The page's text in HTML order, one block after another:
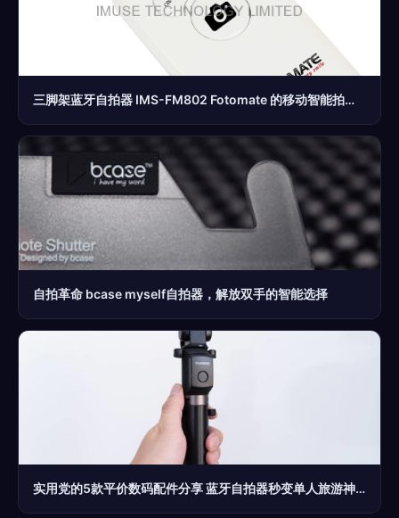
三脚架蓝牙自拍器 IMS-FM802 Fotomate 的移动智能拍摄新选择
自拍革命 bcase myself自拍器，解放双手的智能选择
实用党的5款平价数码配件分享 蓝牙自拍器秒变单人旅游神器